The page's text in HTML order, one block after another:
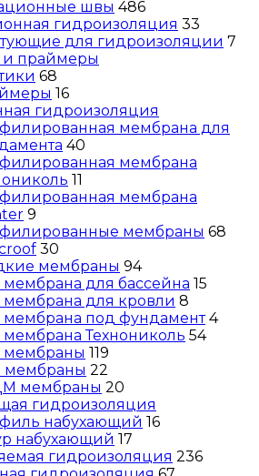
швы 486
гидроизоляция 33
для гидроизоляции 7
и праймеры
68
16
гидроизоляция
мембрана для
40
мембрана
11
мембрана
9
мембраны 68
30
мембраны 94
для бассейна 15
для кровли 8
под фундамент 4
Технониколь 54
мембраны 119
мембраны 22
мембраны 20
гидроизоляция
набухающий 16
набухающий 17
гидроизоляция 236